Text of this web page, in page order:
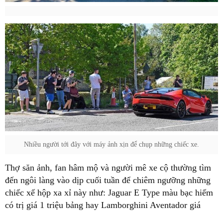
Nhiều người tới đây với máy ảnh xịn để chụp những chiếc xe.
Thợ săn ảnh, fan hâm mộ và người mê xe cộ thường tìm
đến ngôi làng vào dịp cuối tuần để chiêm ngưỡng những
chiếc xế hộp xa xỉ này như: Jaguar E Type màu bạc hiếm
có trị giá 1 triệu bảng hay Lamborghini Aventador giá